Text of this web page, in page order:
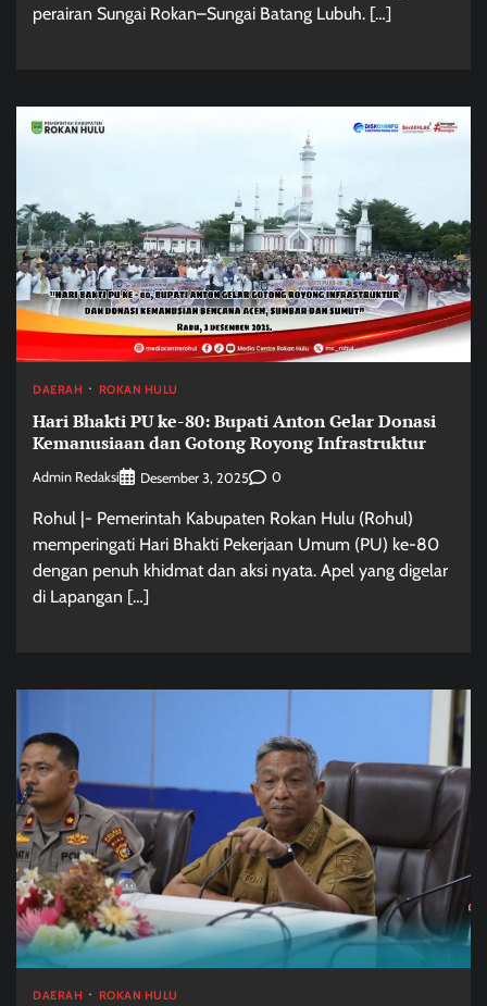
perairan Sungai Rokan–Sungai Batang Lubuh. […]
DAERAH ROKAN HULU
Hari Bhakti PU ke-80: Bupati Anton Gelar Donasi
Kemanusiaan dan Gotong Royong Infrastruktur
Admin Redaksi Desember 3, 2025 0
Rohul |- Pemerintah Kabupaten Rokan Hulu (Rohul)
memperingati Hari Bhakti Pekerjaan Umum (PU) ke-80
dengan penuh khidmat dan aksi nyata. Apel yang digelar
di Lapangan […]
DAERAH ROKAN HULU